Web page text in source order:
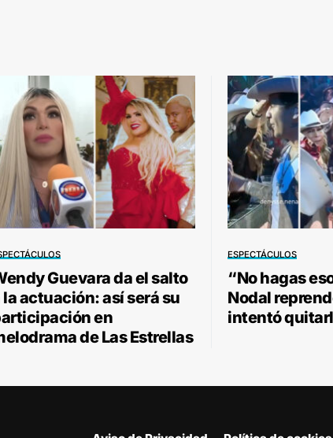
Guevara da el salto
la actuación: así será su
en
de Las Estrellas
ESPECTÁCULOS
“No hagas
Nodal
intentó